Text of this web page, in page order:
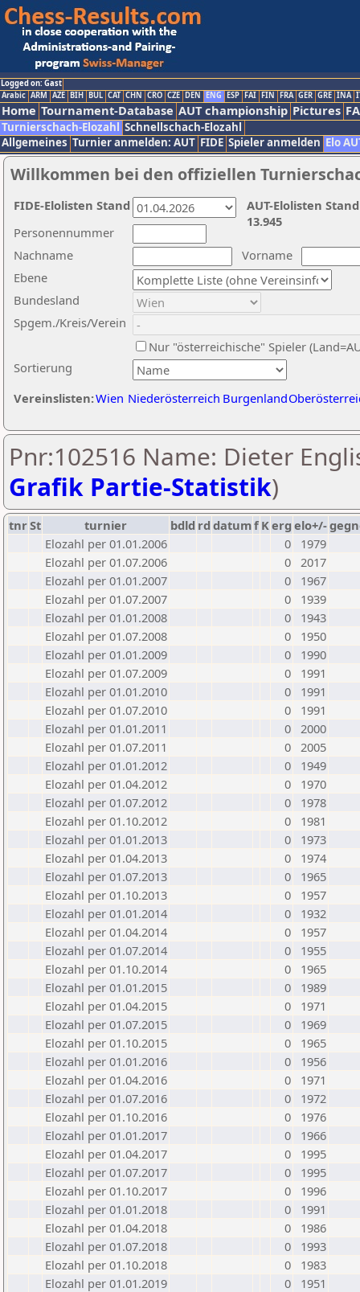
Logged on: Gast
Arabic ARM AZE BIH BUL CAT CHN CRO CZE DEN ENG ESP FAI FIN FRA GER GRE INA
Home Tournament-Database AUT championship Pictures
Turnierschach-Elozahl Schnellschach-Elozahl
Allgemeines Turnier anmelden: AUT FIDE Spieler anmelden Elo
Willkommen bei den offiziellen
Nachname
Vorname
Ebene
Sortierung
Personennummer
Bundesland
Spgem./Kreis/Verein
Nur "österreichische" Spieler
Vereinslisten:Wien Niederösterreich Burgenland
AUT-Elolisten
13.945
FIDE-Elolisten Stand
Pnr:102516 Name: Dieter
Grafik Partie-Statistik)
tnrSt turnier bdld rd datumf Kerg elo+/-
Elozahl per 01.01.2006
0
1979
Elozahl per 01.07.2006
0 2017
Elozahl per 01.01.2007
0
1967
Elozahl per 01.07.2007
0
1939
Elozahl per 01.01.2008
0
1943
Elozahl per 01.07.2008
0
1950
Elozahl per 01.01.2009
0
1990
Elozahl per 01.07.2009
0
1991
Elozahl per 01.01.2010
0
1991
Elozahl per 01.07.2010
0
1991
Elozahl per 01.01.2011
0 2000
Elozahl per 01.07.2011
0 2005
Elozahl per 01.01.2012
0
1949
Elozahl per 01.04.2012
0
1970
Elozahl per 01.07.2012
0
1978
Elozahl per 01.10.2012
0
1981
Elozahl per 01.01.2013
0
1973
Elozahl per 01.04.2013
0
1974
Elozahl per 01.07.2013
0
1965
Elozahl per 01.10.2013
0
1957
Elozahl per 01.01.2014
0
1932
Elozahl per 01.04.2014
0
1957
Elozahl per 01.07.2014
0
1955
Elozahl per 01.10.2014
0
1965
Elozahl per 01.01.2015
0
1989
Elozahl per 01.04.2015
0
1971
Elozahl per 01.07.2015
0
1969
Elozahl per 01.10.2015
0
1965
Elozahl per 01.01.2016
0
1956
Elozahl per 01.04.2016
0
1971
Elozahl per 01.07.2016
0
1972
Elozahl per 01.10.2016
0
1976
Elozahl per 01.01.2017
0
1966
Elozahl per 01.04.2017
0
1995
Elozahl per 01.07.2017
0
1995
Elozahl per 01.10.2017
0
1996
Elozahl per 01.01.2018
0
1991
Elozahl per 01.04.2018
0
1986
Elozahl per 01.07.2018
0
1993
Elozahl per 01.10.2018
0
1983
Elozahl per 01.01.2019
0
1951